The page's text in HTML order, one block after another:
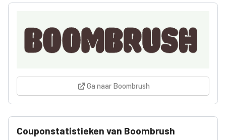
Ga naar Boombrush
Couponstatistieken van Boombrush